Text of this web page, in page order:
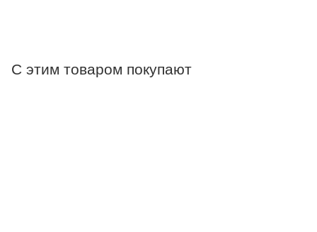
С этим товаром покупают